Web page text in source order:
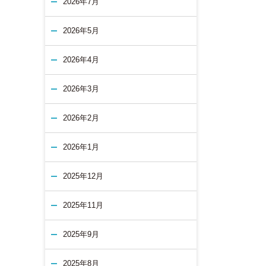
2026年5月
2026年4月
2026年3月
2026年2月
2026年1月
2025年12月
2025年11月
2025年9月
2025年8月